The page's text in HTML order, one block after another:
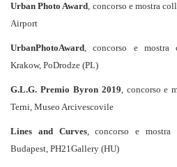
Urban Photo Award, concorso e mostra
Airport
UrbanPhotoAward, concorso e mostra
Krakow, PoDrodze (PL)
G.L.G. Premio Byron 2019, concorso e
Terni, Museo Arcivescovile
Lines and Curves, concorso e mostra
Budapest, PH21Gallery (HU)